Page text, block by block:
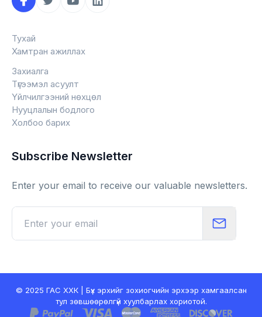
Тухай
Хамтран ажиллах
Захиалга
Түгээмэл асуулт
Үйлчилгээний нөхцөл
Нууцлалын бодлого
Холбоо барих
Subscribe Newsletter
Enter your email to receive our valuable newsletters.
© 2025 ГАС ХХК | Бүх эрхийг зохиогчийн эрхээр хамгаалсан
тул зөвшөөрөлгүй хуулбарлах хориотой.